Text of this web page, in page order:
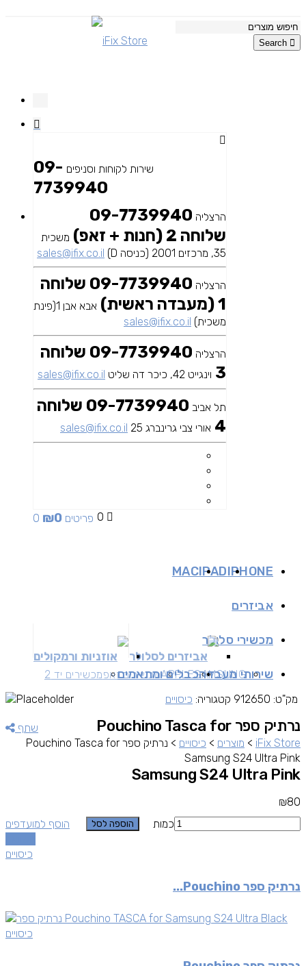
Search
שירות לקוחות וסניפים 09-
7739940
הרצליה 09-7739940
שלוחה 2 (חנות + זאפ)
משכית
35, מרכזים 2001 (כניסה D)
sales@ifix.co.il
הרצליה
09-7739940 שלוחה
1 (מעבדה ראשית)
אבא אבן 1(פינת
משכית) sales@ifix.co.il
הרצליה
09-7739940 שלוחה
3 וינגייט 42, כיכר דה שליט sales@ifix.co.il
תל אביב
09-7739940 שלוחה
4 אורי צבי גרינברג 25 sales@ifix.co.il
0 0 פריטים ₪0
IPHONE
IPAD
MAC
אביזרים
אביזרים לסלולר אוזניות ורמקולים
מכשירי סלולר
SAMSUNG
APPLEמכשירים זאפמכשירים יד 2 שירותי מעבדהכבלים ומתאמים
שתף
iFix Store
> מוצרים > כיסויים >
נרתיק ספר Pouchino Tasca for
Samsung S24 Ultra Pink
נרתיק ספר Pouchino Tasca for
Samsung S24 Ultra Pink
₪80
כמות
הוספה לסל
הוסף למועדפים
מק"ט: 912650 קטגוריה: כיסויים
כיסויים
נרתיק ספר Pouchino...
כיסויים